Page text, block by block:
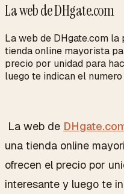
La web de DHgate.com
La web de DHgate.com
tienda online mayorista
precio por unidad para
luego te indican el numero
La web de
una tienda online
ofrecen el precio por
interesante y luego te